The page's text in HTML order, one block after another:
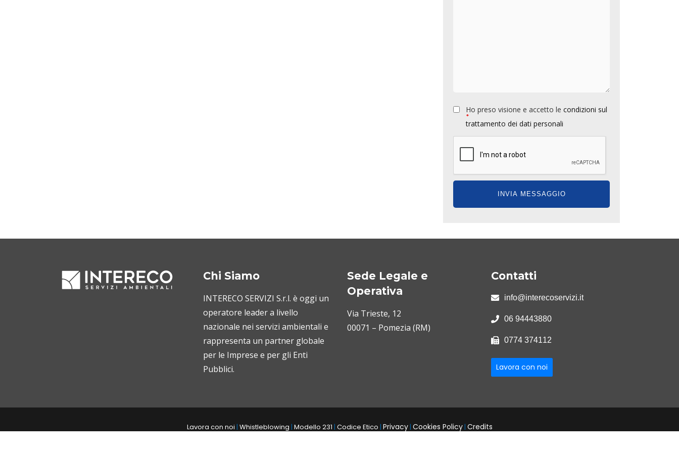
*
Ho preso visione e accetto lecondizioni sul
trattamento dei dati personali
Chi Siamo
INTERECO SERVIZI S.r.l. è oggi un
operatore leader a livello
nazionale nei servizi ambientali e
rappresenta un partner globale
per le Imprese e per gli Enti
Pubblici.
Sede Legale e
Operativa
Via Trieste, 12
00071 – Pomezia (RM)
Contatti
info@interecoservizi.it
06 94443880
0774 374112
Lavora con noi
Lavora con noi | Whistleblowing | Modello 231 | Codice Etico | Privacy| Cookies Policy| Credits